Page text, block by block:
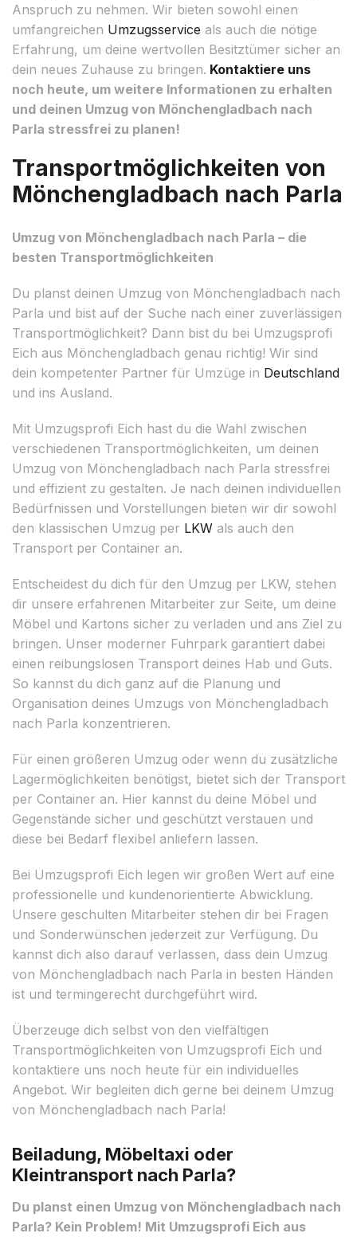
Anspruch zu nehmen. Wir bieten sowohl einen
umfangreichen Umzugsservice als auch die nötige
Erfahrung, um deine wertvollen Besitztümer sicher an
dein neues Zuhause zu bringen. Kontaktiere uns
noch heute, um weitere Informationen zu erhalten
und deinen Umzug von Mönchengladbach nach
Parla stressfrei zu planen!
Transportmöglichkeiten von
Mönchengladbach nach Parla
Umzug von Mönchengladbach nach Parla – die
besten Transportmöglichkeiten
Du planst deinen Umzug von Mönchengladbach nach
Parla und bist auf der Suche nach einer zuverlässigen
Transportmöglichkeit? Dann bist du bei Umzugsprofi
Eich aus Mönchengladbach genau richtig! Wir sind
dein kompetenter Partner für Umzüge in Deutschland
und ins Ausland.
Mit Umzugsprofi Eich hast du die Wahl zwischen
verschiedenen Transportmöglichkeiten, um deinen
Umzug von Mönchengladbach nach Parla stressfrei
und effizient zu gestalten. Je nach deinen individuellen
Bedürfnissen und Vorstellungen bieten wir dir sowohl
den klassischen Umzug per LKW als auch den
Transport per Container an.
Entscheidest du dich für den Umzug per LKW, stehen
dir unsere erfahrenen Mitarbeiter zur Seite, um deine
Möbel und Kartons sicher zu verladen und ans Ziel zu
bringen. Unser moderner Fuhrpark garantiert dabei
einen reibungslosen Transport deines Hab und Guts.
So kannst du dich ganz auf die Planung und
Organisation deines Umzugs von Mönchengladbach
nach Parla konzentrieren.
Für einen größeren Umzug oder wenn du zusätzliche
Lagermöglichkeiten benötigst, bietet sich der Transport
per Container an. Hier kannst du deine Möbel und
Gegenstände sicher und geschützt verstauen und
diese bei Bedarf flexibel anliefern lassen.
Bei Umzugsprofi Eich legen wir großen Wert auf eine
professionelle und kundenorientierte Abwicklung.
Unsere geschulten Mitarbeiter stehen dir bei Fragen
und Sonderwünschen jederzeit zur Verfügung. Du
kannst dich also darauf verlassen, dass dein Umzug
von Mönchengladbach nach Parla in besten Händen
ist und termingerecht durchgeführt wird.
Überzeuge dich selbst von den vielfältigen
Transportmöglichkeiten von Umzugsprofi Eich und
kontaktiere uns noch heute für ein individuelles
Angebot. Wir begleiten dich gerne bei deinem Umzug
von Mönchengladbach nach Parla!
Beiladung, Möbeltaxi oder
Kleintransport nach Parla?
Du planst einen Umzug von Mönchengladbach nach
Parla? Kein Problem! Mit Umzugsprofi Eich aus